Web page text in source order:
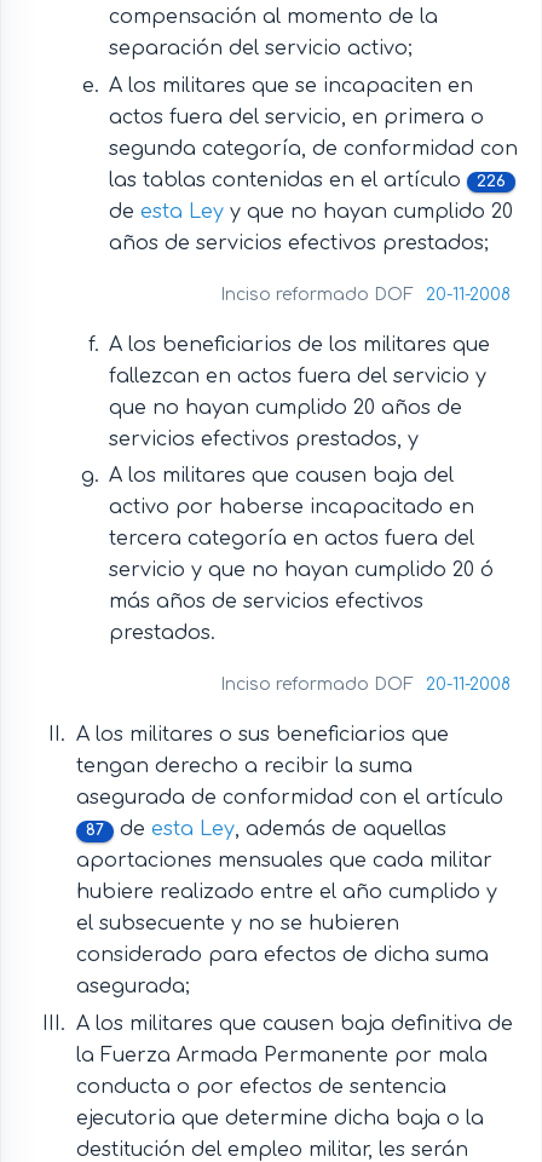
compensación al momento de la
separación del servicio activo;
A los militares que se incapaciten en
actos fuera del servicio, en primera o
segunda categoría, de conformidad con
las tablas contenidas en el artículo 226
de esta Leyy que no hayan cumplido 20
años de servicios efectivos prestados;
Inciso reformado DOF 20-11-2008
A los beneficiarios de los militares que
fallezcan en actos fuera del servicio y
que no hayan cumplido 20 años de
servicios efectivos prestados, y
A los militares que causen baja del
activo por haberse incapacitado en
tercera categoría en actos fuera del
servicio y que no hayan cumplido 20 ó
más años de servicios efectivos
prestados.
Inciso reformado DOF 20-11-2008
A los militares o sus beneficiarios que
tengan derecho a recibir la suma
asegurada de conformidad con el artículo
87 de esta Ley, además de aquellas
aportaciones mensuales que cada militar
hubiere realizado entre el año cumplido y
el subsecuente y no se hubieren
considerado para efectos de dicha suma
asegurada;
A los militares que causen baja definitiva de
la Fuerza Armada Permanente por mala
conducta o por efectos de sentencia
ejecutoria que determine dicha baja o la
destitución del empleo militar, les serán